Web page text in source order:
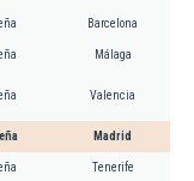
Barcelona
Málaga
Valencia
Madrid
Tenerife